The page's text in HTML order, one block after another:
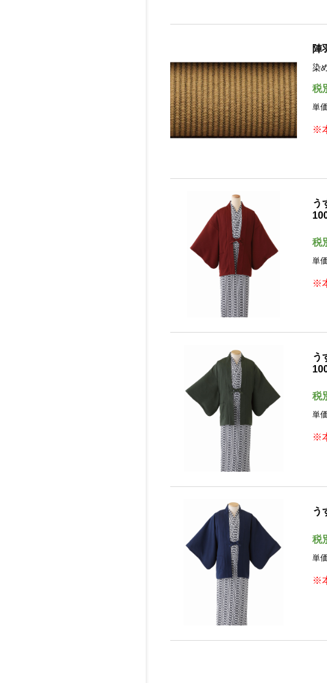
陣
染
税
単
※
う
税
単
※
う
税
単
※
う
税
単
※